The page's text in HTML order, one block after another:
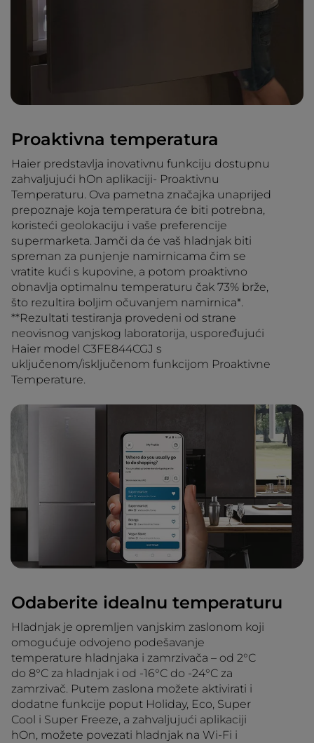
Proaktivna temperatura
Haier predstavlja inovativnu funkciju dostupnu
zahvaljujući hOn aplikaciji- Proaktivnu
Temperaturu. Ova pametna značajka unaprijed
prepoznaje koja temperatura će biti potrebna,
koristeći geolokaciju i vaše preferencije
supermarketa. Jamči da će vaš hladnjak biti
spreman za punjenje namirnicama čim se
vratite kući s kupovine, a potom proaktivno
obnavlja optimalnu temperaturu čak 73% brže,
što rezultira boljim očuvanjem namirnica*.
**Rezultati testiranja provedeni od strane
neovisnog vanjskog laboratorija, uspoređujući
Haier model C3FE844CGJ s
uključenom/isključenom funkcijom Proaktivne
Temperature.
Odaberite idealnu temperaturu
Hladnjak je opremljen vanjskim zaslonom koji
omogućuje odvojeno podešavanje
temperature hladnjaka i zamrzivača – od 2°C
do 8°C za hladnjak i od -16°C do -24°C za
zamrzivač. Putem zaslona možete aktivirati i
dodatne funkcije poput Holiday, Eco, Super
Cool i Super Freeze, a zahvaljujući aplikaciji
hOn, možete povezati hladnjak na Wi-Fi i